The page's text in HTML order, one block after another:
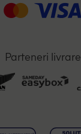
Parteneri livrare